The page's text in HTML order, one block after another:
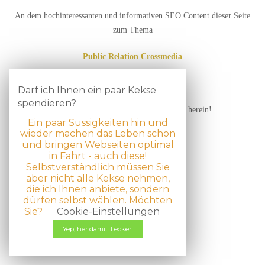
An dem hochinteressanten und informativen SEO Content dieser Seite
zum Thema
Public Relation Crossmedia
Bitte schauen Sie in Kürze noch einmal herein!
© 2026 WordPresstheme by DinevThemes
Darf ich Ihnen ein paar Kekse
spendieren?
Ein paar Süssigkeiten hin und
wieder machen das Leben schön
und bringen Webseiten optimal
in Fahrt - auch diese!
Selbstverständlich müssen Sie
aber nicht alle Kekse nehmen,
die ich Ihnen anbiete, sondern
dürfen selbst wählen. Möchten
Sie?
Cookie-Einstellungen
Yep, her damit: Lecker!